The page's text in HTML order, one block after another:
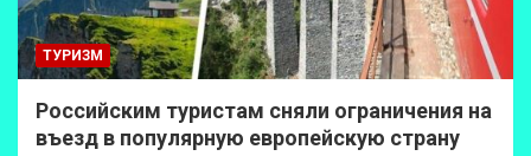
ТУРИЗМ
Российским туристам сняли ограничения на
въезд в популярную европейскую страну